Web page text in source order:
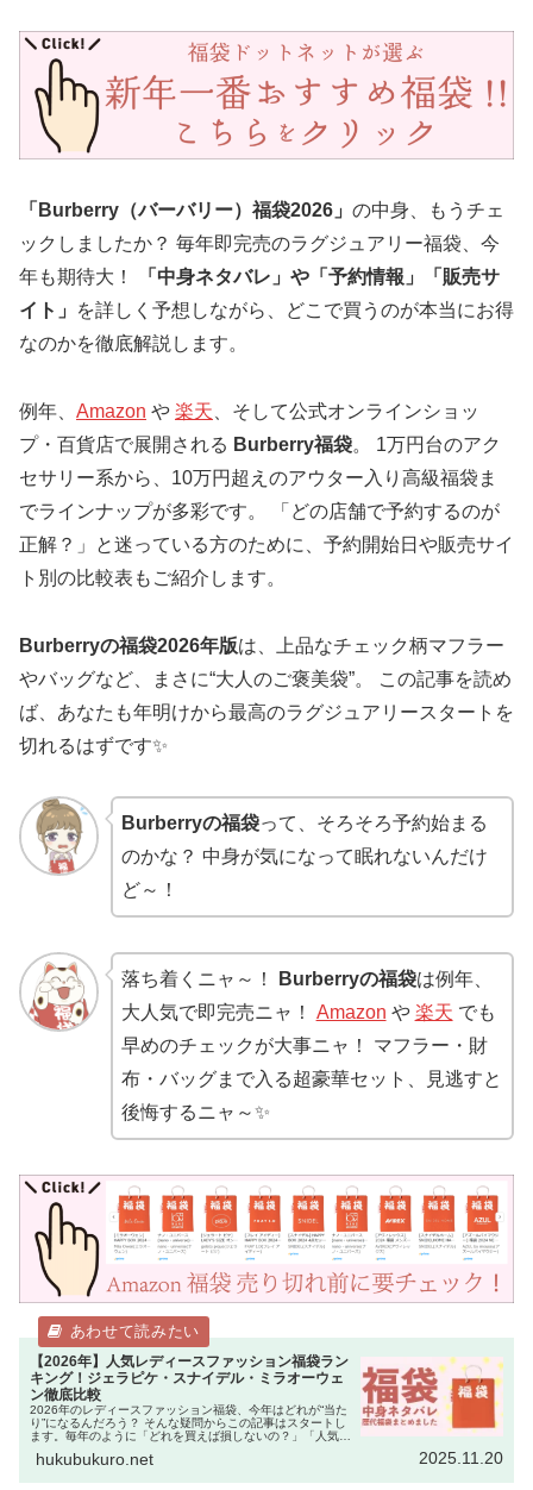
「Burberry（バーバリー）福袋2026」 の中身、もうチェ
ックしましたか？ 毎年即完売のラグジュアリー福袋、今
年も期待大！
「中身ネタバレ」や「予約情報」「販売サ
イト」
を詳しく予想しながら、どこで買うのが本当にお得
なのかを徹底解説します。
例年、 Amazon や 楽天 、そして公式オンラインショッ
プ・百貨店で展開される Burberry福袋。 1万円台のアク
セサリー系から、10万円超えのアウター入り高級福袋ま
でラインナップが多彩です。 「どの店舗で予約するのが
正解？」と迷っている方のために、予約開始日や販売サイ
ト別の比較表もご紹介します。
Burberryの福袋2026年版は、上品なチェック柄マフラー
やバッグなど、まさに“大人のご褒美袋”。 この記事を読め
ば、あなたも年明けから最高のラグジュアリースタートを
切れるはずです✨
Burberryの福袋って、そろそろ予約始まる
のかな？ 中身が気になって眠れないんだけ
ど～！
落ち着くニャ～！ Burberryの福袋は例年、
大人気で即完売ニャ！ Amazon や 楽天 でも
早めのチェックが大事ニャ！ マフラー・財
布・バッグまで入る超豪華セット、見逃すと
後悔するニャ～✨
【2026年】人気レディースファッション福袋ラン
キング！ジェラピケ・スナイデル・ミラオーウェ
ン徹底比較
2026年のレディースファッション福袋、今年はどれが“当た
り”になるんだろう？ そんな疑問からこの記事はスタートし
ます。毎年のように「どれを買えば損しないの？」「人気ブ
聞きます。 実際、…
hukubukuro.net 2025.11.20